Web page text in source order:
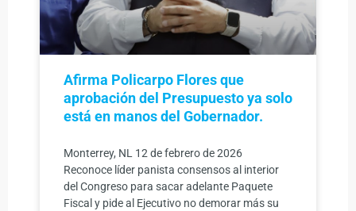
Afirma Policarpo Flores que
aprobación del Presupuesto ya solo
está en manos del Gobernador.
Monterrey, NL 12 de febrero de 2026
Reconoce líder panista consensos al interior
del Congreso para sacar adelante Paquete
Fiscal y pide al Ejecutivo no demorar más su